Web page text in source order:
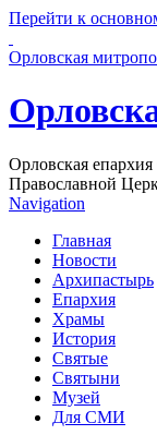
Перейти к
Орловская
Орловская
Православной
Navigation
Главная
Новости
Архипастырь
Епархия
Храмы
История
Святые
Святыни
Музей
Для СМИ